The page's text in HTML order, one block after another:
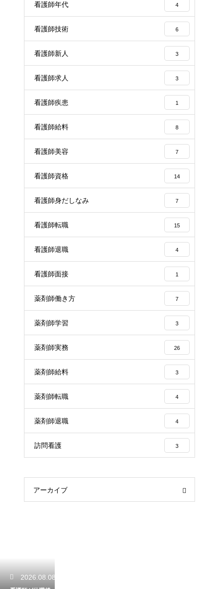
看護師年代 4
看護師技術 6
看護師新人 3
看護師求人 3
看護師疾患 1
看護師給料 8
看護師美容 7
看護師資格 14
看護師身だしなみ 7
看護師転職 15
看護師退職 4
看護師面接 1
薬剤師働き方 7
薬剤師学習 3
薬剤師実務 26
薬剤師給料 3
薬剤師転職 4
薬剤師退職 4
訪問看護 3
アーカイブ
2026.08.08